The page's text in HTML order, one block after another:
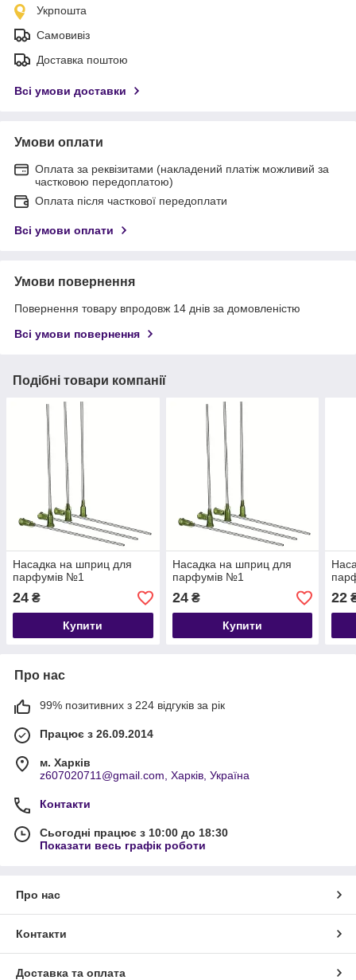
Укрпошта
Самовивіз
Доставка поштою
Всі умови доставки
Умови оплати
Оплата за реквізитами (накладений платіж можливий за
частковою передоплатою)
Оплата після часткової передоплати
Всі умови оплати
Умови повернення
Повернення товару впродовж 14 днів за домовленістю
Всі умови повернення
Подібні товари компанії
Насадка на шприц для
парфумів №1
24 ₴
Купити
Насадка на шприц для
парфумів №1
24₴
Купити
22
Про нас
99% позитивних з 224 відгуків за рік
Працює з 26.09.2014
м. Харків
z607020711@gmail.com, Харків, Україна
Контакти
Сьогодні працює з 10:00 до 18:30
Показати весь графік роботи
Про нас
Контакти
Доставка та оплата